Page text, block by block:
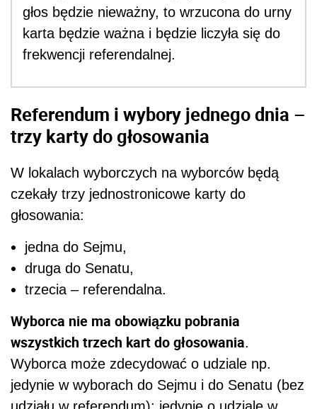
głos będzie nieważny, to wrzucona do urny
karta będzie ważna i będzie liczyła się do
frekwencji referendalnej.
Referendum i wybory jednego dnia –
trzy karty do głosowania
W lokalach wyborczych na wyborców będą
czekały trzy jednostronicowe karty do
głosowania:
jedna do Sejmu,
druga do Senatu,
trzecia – referendalna.
Wyborca nie ma obowiązku pobrania
wszystkich trzech kart do głosowania.
Wyborca może zdecydować o udziale np.
jedynie w wyborach do Sejmu i do Senatu (bez